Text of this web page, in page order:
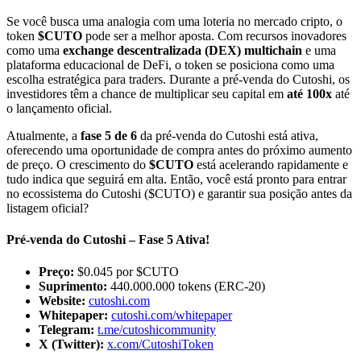
Se você busca uma analogia com uma loteria no mercado cripto, o
token $CUTO pode ser a melhor aposta. Com recursos inovadores
como uma exchange descentralizada (DEX) multichain e uma
plataforma educacional de DeFi, o token se posiciona como uma
escolha estratégica para traders. Durante a pré-venda do Cutoshi, os
investidores têm a chance de multiplicar seu capital em até 100x até
o lançamento oficial.
Atualmente, a fase 5 de 6 da pré-venda do Cutoshi está ativa,
oferecendo uma oportunidade de compra antes do próximo aumento
de preço. O crescimento do $CUTO está acelerando rapidamente e
tudo indica que seguirá em alta. Então, você está pronto para entrar
no ecossistema do Cutoshi ($CUTO) e garantir sua posição antes da
listagem oficial?
Pré-venda do Cutoshi – Fase 5 Ativa!
Preço: $0.045 por $CUTO
Suprimento: 440.000.000 tokens (ERC-20)
Website: cutoshi.com
Whitepaper: cutoshi.com/whitepaper
Telegram: t.me/cutoshicommunity
X (Twitter): x.com/CutoshiToken